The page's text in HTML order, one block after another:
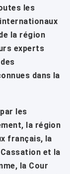
les
la région
experts
dans la
les
la région
français, la
et la
la Cour